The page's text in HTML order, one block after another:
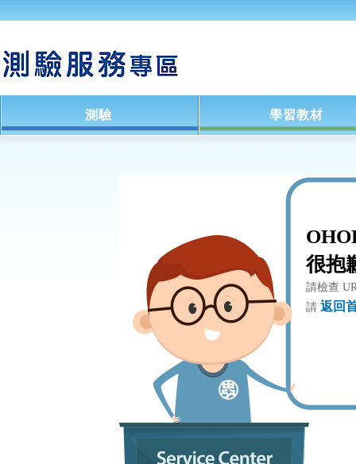
測驗 學習教材
很抱
請檢查
請 返回